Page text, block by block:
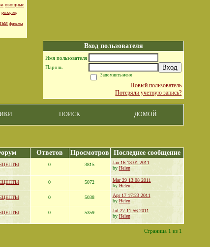
овощные
репортер
фильмы
Вход пользователя
Имя пользователя
Пароль
Вход
Запомнить меня
Новый пользователь
Потеряли учетную запись?
ПОИСК ДОМОЙ
Ответов Просмотров Последнее сообщение
0 3815
Jan 16 13:01 2011
by Helen
0 5072
Mar 29 13:08 2011
by Helen
0 5038
Apr 17 17:23 2011
by Helen
0 5359
Jul 27 11:56 2011
by Helen
Страница 1 из 1